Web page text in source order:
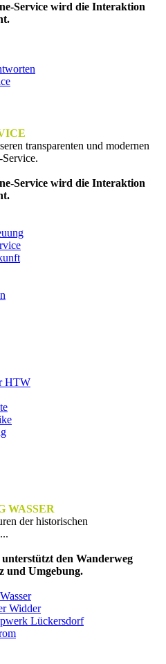
Service wird die Interaktion
transparenten und modernen
Service wird die Interaktion
HTW
WASSER
der historischen
den Wanderweg
und Umgebung.
Widder
Lückersdorf